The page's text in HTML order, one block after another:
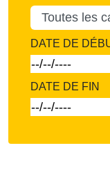
DATE DE
DATE DE FIN